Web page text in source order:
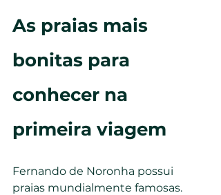
As praias mais
bonitas para
conhecer na
primeira viagem
Fernando de Noronha possui
praias mundialmente famosas.